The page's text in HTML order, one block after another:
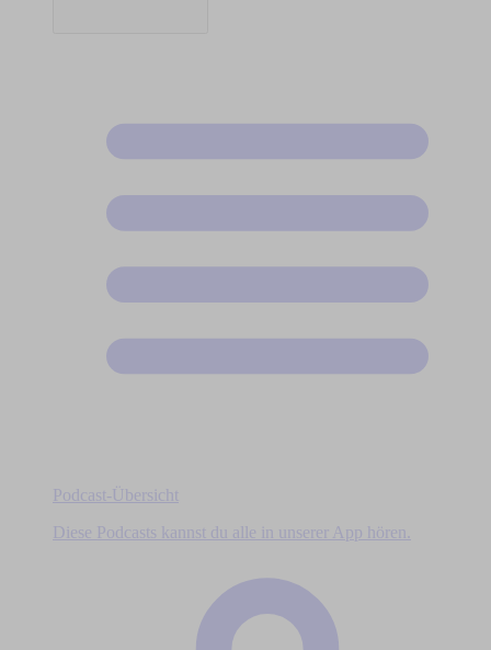
Podcast-Übersicht
Diese Podcasts kannst du alle in unserer App hören.